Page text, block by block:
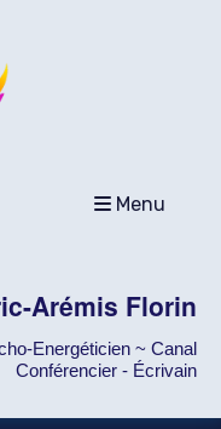
Menu
Arémis Florin
Energéticien ~ Canal
Conférencier - Écrivain